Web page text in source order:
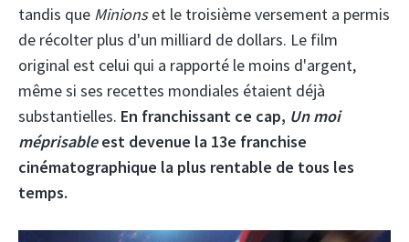
tandis que Minionset le troisième versement a permis
de récolter plus d'un milliard de dollars. Le film
original est celui qui a rapporté le moins d'argent,
même si ses recettes mondiales étaient déjà
substantielles. En franchissant ce cap, Un moi
méprisableest devenue la 13e franchise
cinématographique la plus rentable de tous les
temps.